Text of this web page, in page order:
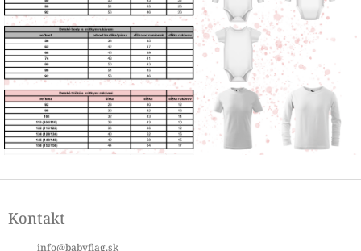
pKontakt
info@babyflag.sk